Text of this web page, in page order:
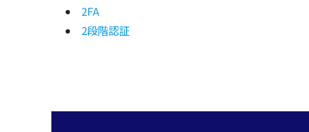
2FA
2段階認証